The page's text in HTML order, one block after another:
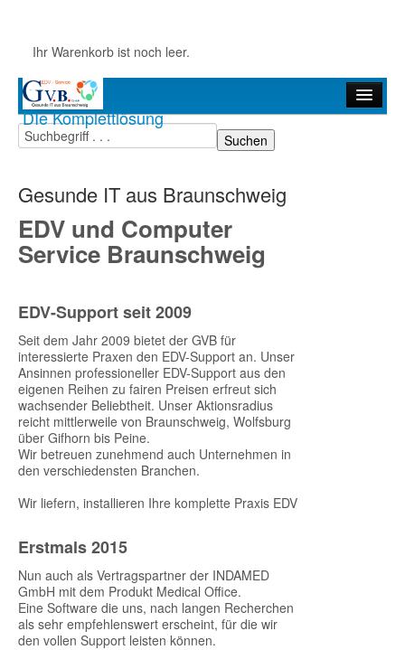
Ihr Warenkorb ist noch leer.
DIe Komplettlösung
Startseite
GVB-Produkte
MEDICAL OFFICE
Fernwartung
Gesunde IT aus Braunschweig
EDV und Computer
Service Braunschweig
EDV-Support seit 2009
Seit dem Jahr 2009 bietet der GVB für
interessierte Praxen den EDV-Support an. Unser
Ansinnen professioneller EDV-Support aus den
eigenen Reihen zu fairen Preisen erfreut sich
wachsender Beliebtheit. Unser Aktionsradius
reicht mittlerweile von Braunschweig, Wolfsburg
über Gifhorn bis Peine.
Wir betreuen zunehmend auch Unternehmen in
den verschiedensten Branchen.
Wir liefern, installieren Ihre komplette Praxis EDV
Erstmals 2015
Nun auch als Vertragspartner der INDAMED
GmbH mit dem Produkt Medical Office.
Eine Software die uns, nach langen Recherchen
als sehr empfehlenswert erscheint, für die wir
den vollen Support leisten können.